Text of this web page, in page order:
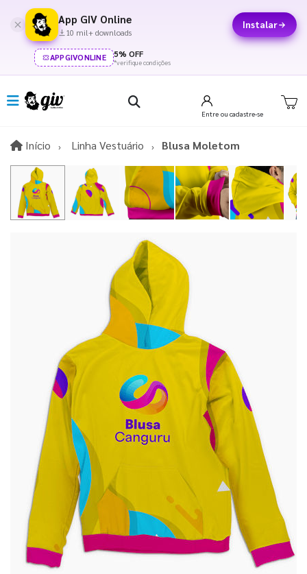
App GIV Online
10 mil+ downloads
Instalar
APPGIVONLINE 5% OFF
*verifique condições
Entre ou cadastre-se
Início InícioLinha Vestuário Blusa Moletom